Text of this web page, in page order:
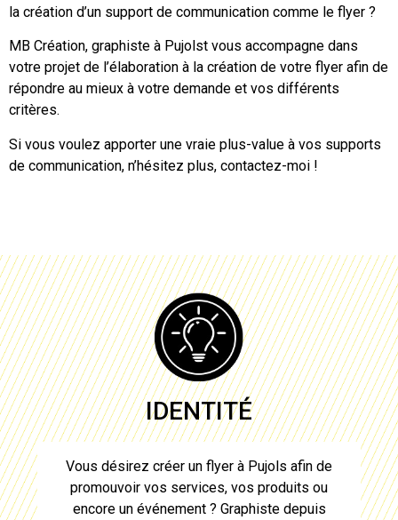
la création d’un support de communication comme le flyer ?
MB Création, graphiste à Pujolst vous accompagne dans
votre projet de l’élaboration à la création de votre flyer afin de
répondre au mieux à votre demande et vos différents
critères.
Si vous voulez apporter une vraie plus-value à vos supports
de communication, n’hésitez plus, contactez-moi !
IDENTITÉ
Vous désirez créer un flyer à Pujols afin de
promouvoir vos services, vos produits ou
encore un événement ? Graphiste depuis